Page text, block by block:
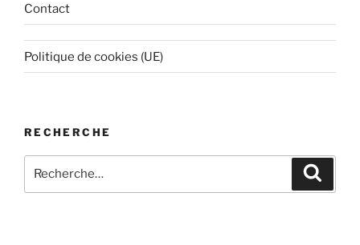
Contact
Politique de cookies (UE)
RECHERCHE
pour